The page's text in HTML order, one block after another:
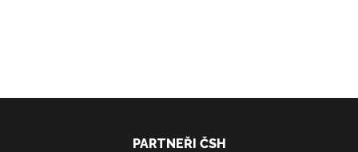
PARTNEŘI ČSH